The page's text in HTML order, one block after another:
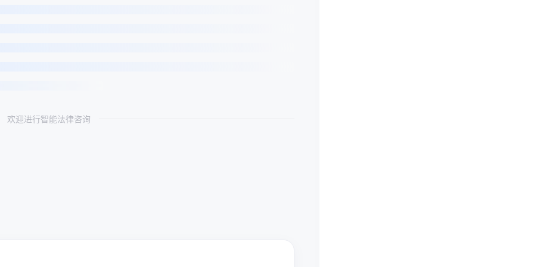
欢迎进行智能法律咨询